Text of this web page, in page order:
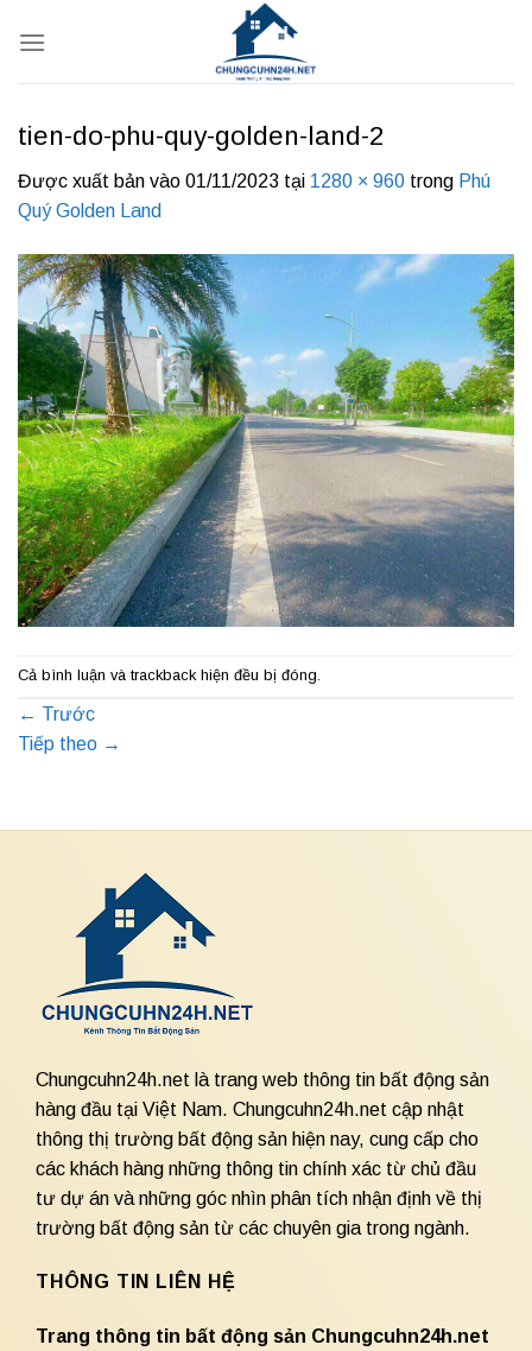
qua
tien-do-phu-quy-golden-land-2
Được xuất bản vào 01/11/2023 tại 1280 × 960 trong Phú
Quý Golden Land
Cả bình luận và trackback hiện đều bị đóng.
← Trước
Tiếp theo →
Chungcuhn24h.net là trang web thông tin bất động sản
hàng đầu tại Việt Nam. Chungcuhn24h.net cập nhật
thông thị trường bất động sản hiện nay, cung cấp cho
các khách hàng những thông tin chính xác từ chủ đầu
tư dự án và những góc nhìn phân tích nhận định về thị
trường bất động sản từ các chuyên gia trong ngành.
THÔNG TIN LIÊN HỆ
Trang thông tin bất động sản Chungcuhn24h.net